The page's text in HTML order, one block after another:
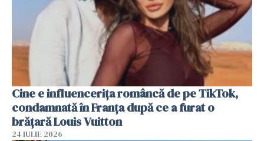
Cine e influencerița româncă de pe TikTok,
condamnată în Franța după ce a furat o
brățară Louis Vuitton
24 IULIE 2026